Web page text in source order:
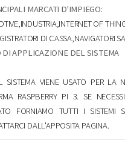
MARCATI D'IMPIEGO:
OF
DI CASSA,NAVIGATORI
DI APPLICAZIONE DEL SISTEMA
SISTEMA VIENE USATO PER LA
RASPBERRY PI 3. SE
FORNIAMO TUTTI I SISTEMI
DALL'APPOSITA PAGINA.